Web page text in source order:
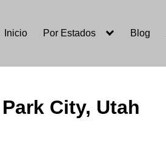
Inicio Por Estados Blog
City, Utah